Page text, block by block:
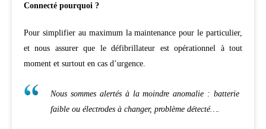
Connecté pourquoi ?
Pour simplifier au maximum la maintenance pour le particulier,
et nous assurer que le défibrillateur est opérationnel à tout
moment et surtout en cas d’urgence.
Nous sommes alertés à la moindre anomalie : batterie
faible ou électrodes à changer, problème détecté….